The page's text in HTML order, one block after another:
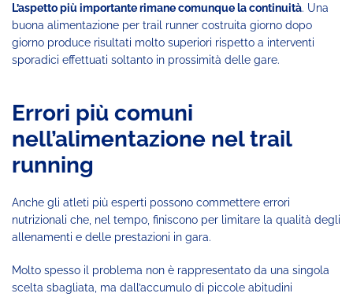
L’aspetto più importante rimane comunque la continuità. Una
buona alimentazione per trail runner costruita giorno dopo
giorno produce risultati molto superiori rispetto a interventi
sporadici effettuati soltanto in prossimità delle gare.
Errori più comuni
nell’alimentazione nel trail
running
Anche gli atleti più esperti possono commettere errori
nutrizionali che, nel tempo, finiscono per limitare la qualità degli
allenamenti e delle prestazioni in gara.
Molto spesso il problema non è rappresentato da una singola
scelta sbagliata, ma dall’accumulo di piccole abitudini